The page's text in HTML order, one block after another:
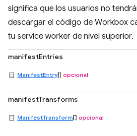
significa que los usuarios no
descargar el código de Workbox
tu service worker de nivel superior.
manifestEntries
ManifestEntry[] opcional
manifestTransforms
ManifestTransform[] opcional